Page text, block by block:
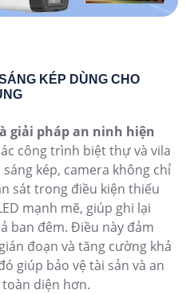
KÉP DÙNG CHO
giải pháp an ninh hiện
công trình biệt thự và vila
kép, camera không chỉ
sát trong điều kiện thiếu
mạnh mẽ, giúp ghi lại
ban đêm. Điều này đảm
đoạn và tăng cường khả
giúp bảo vệ tài sản và an
diện hơn.